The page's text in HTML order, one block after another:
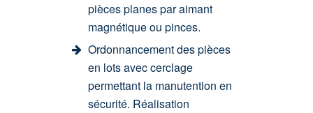
pièces planes par aimant
magnétique ou pinces.
Ordonnancement des pièces
en lots avec cerclage
permettant la manutention en
sécurité. Réalisation